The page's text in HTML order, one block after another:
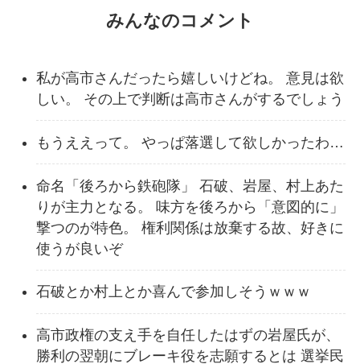
みんなのコメント
私が高市さんだったら嬉しいけどね。 意見は欲
しい。 その上で判断は高市さんがするでしょう
もうええって。 やっぱ落選して欲しかったわ…
命名「後ろから鉄砲隊」 石破、岩屋、村上あた
りが主力となる。 味方を後ろから「意図的に」
撃つのが特色。 権利関係は放棄する故、好きに
使うが良いぞ
石破とか村上とか喜んで参加しそうｗｗｗ
高市政権の支え手を自任したはずの岩屋氏が、
勝利の翌朝にブレーキ役を志願するとは 選挙民